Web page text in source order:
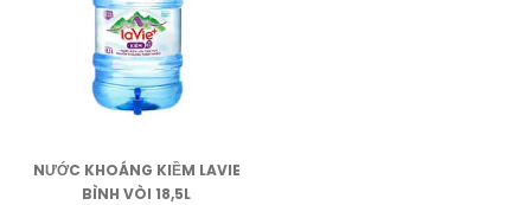
NƯỚC KHOÁNG KIỀM LAVIE
BÌNH VÒI 18,5L